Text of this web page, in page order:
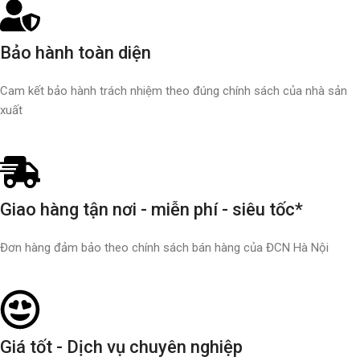
Bảo hành toàn diện
Cam kết bảo hành trách nhiệm theo đúng chính sách của nhà sản
xuất
Giao hàng tận nơi - miễn phí - siêu tốc*
Đơn hàng đảm bảo theo chính sách bán hàng của ĐCN Hà Nội
Giá tốt - Dịch vụ chuyên nghiệp